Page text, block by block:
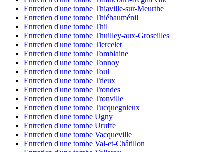
Entretien d'une tombe Thiaville-sur-Meurthe
Entretien d'une tombe Thiébauménil
Entretien d'une tombe Thil
Entretien d'une tombe Thuilley-aux-Groseilles
Entretien d'une tombe Tiercelet
Entretien d'une tombe Tomblaine
Entretien d'une tombe Tonnoy
Entretien d'une tombe Toul
Entretien d'une tombe Trieux
Entretien d'une tombe Trondes
Entretien d'une tombe Tronville
Entretien d'une tombe Tucquegnieux
Entretien d'une tombe Ugny
Entretien d'une tombe Uruffe
Entretien d'une tombe Vacqueville
Entretien d'une tombe Val-et-Châtillon